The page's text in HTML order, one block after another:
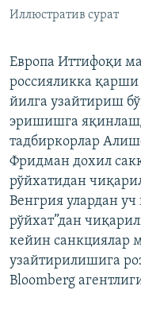
Иллюстратив сурат
Европа Иттифоқи
россияликка
йилга узайтириш
эришишга
тадбиркорлар
Фридман дохил
рўйхатидан
Венгрия улардан
рўйхат”дан
кейин санкциялар
узайтирилишига
Bloomberg